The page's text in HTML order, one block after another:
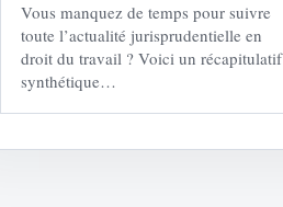
Vous manquez de temps pour suivre
toute l’actualité jurisprudentielle en
droit du travail ? Voici un récapitulatif
synthétique…